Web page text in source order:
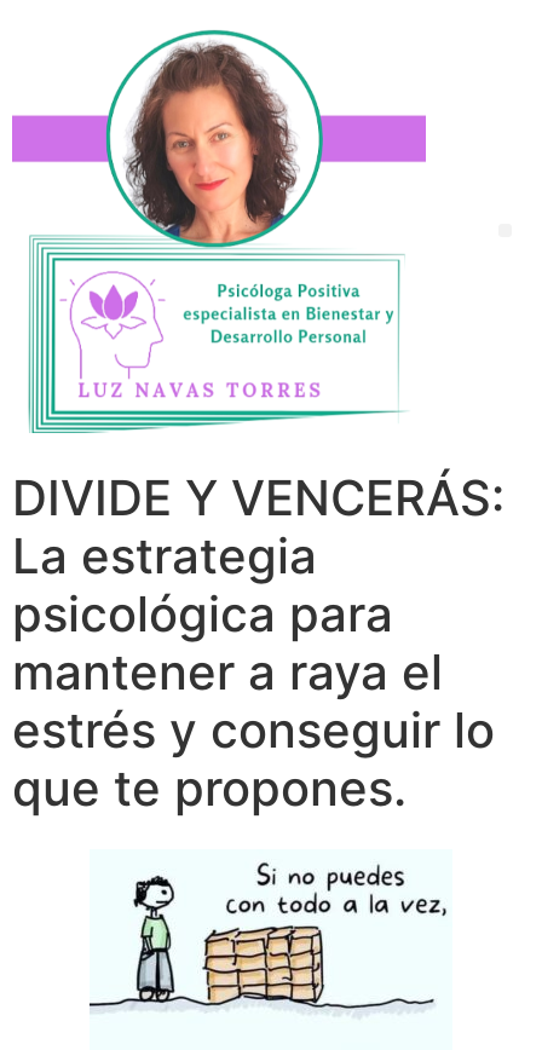
DIVIDE Y VENCERÁS:
La estrategia
psicológica para
mantener a raya el
estrés y conseguir lo
que te propones.